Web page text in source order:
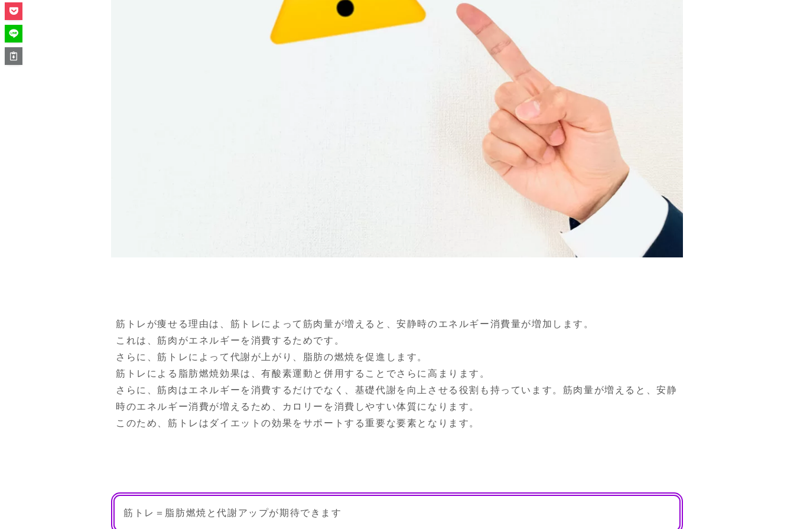
筋トレが痩せる理由は、筋トレによって筋肉量が増えると、安静時のエネルギー消費量が増加します。
これは、筋肉がエネルギーを消費するためです。
さらに、筋トレによって代謝が上がり、脂肪の燃焼を促進します。
筋トレによる脂肪燃焼効果は、有酸素運動と併用することでさらに高まります。
さらに、筋肉はエネルギーを消費するだけでなく、基礎代謝を向上させる役割も持っています。筋肉量が増えると、安静
時のエネルギー消費が増えるため、カロリーを消費しやすい体質になります。
このため、筋トレはダイエットの効果をサポートする重要な要素となります。
筋トレ＝脂肪燃焼と代謝アップが期待できます